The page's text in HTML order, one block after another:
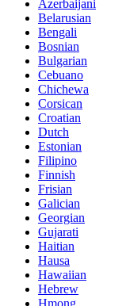
Azerbaijani
Belarusian
Bengali
Bosnian
Bulgarian
Cebuano
Chichewa
Corsican
Croatian
Dutch
Estonian
Filipino
Finnish
Frisian
Galician
Georgian
Gujarati
Haitian
Hausa
Hawaiian
Hebrew